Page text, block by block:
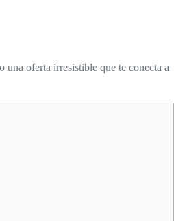
oferta irresistible que te conecta a